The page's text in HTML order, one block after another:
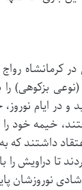
کرمانشاه
بزکوهی)
ایام نوروز،
خیمه خود
داشتند
تا دراویش
نوروزشان